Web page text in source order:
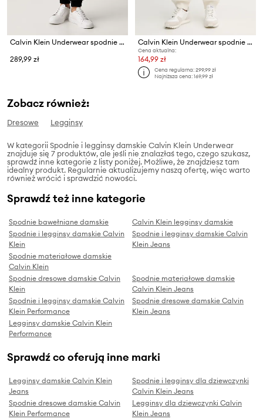
Calvin Klein Underwear spodnie lounge damskie bawełniane
289,99 zł
Calvin Klein Underwear spodnie lounge
Cena aktualna:
164,99 zł
Cena regularna:299,99 zł
Najniższa cena:169,99 zł
Zobacz również:
Dresowe Legginsy
W kategorii Spodnie i legginsy damskie Calvin Klein Underwear
znajduje się 7 produktów, ale jeśli nie znalazłaś tego, czego szukasz,
sprawdź inne kategorie z listy poniżej. Możliwe, że znajdziesz tam
idealny produkt. Regularnie aktualizujemy naszą ofertę, więc warto
również wrócić i sprawdzić nowości.
Sprawdź też inne kategorie
Spodnie bawełniane damskie
Calvin Klein legginsy damskie
Spodnie i legginsy damskie Calvin
Klein
Spodnie i legginsy damskie Calvin
Klein Jeans
Spodnie materiałowe damskie
Calvin Klein
Spodnie dresowe damskie Calvin
Klein
Spodnie materiałowe damskie
Calvin Klein Jeans
Spodnie i legginsy damskie Calvin
Klein Performance
Spodnie dresowe damskie Calvin
Klein Jeans
Legginsy damskie Calvin Klein
Performance
Sprawdź co oferują inne marki
Legginsy damskie Calvin Klein
Jeans
Spodnie i legginsy dla dziewczynki
Calvin Klein Jeans
Spodnie dresowe damskie Calvin
Klein Performance
Legginsy dla dziewczynki Calvin
Klein Jeans